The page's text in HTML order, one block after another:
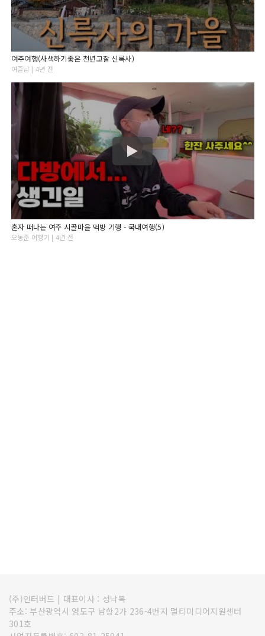
여주여행(사색하기좋은 천년고찰 신륵사)
여즐남 | 4년 전
혼자 떠나는 여주 시골마을 먹방 기행 - 국내여행(5)
오동준 여행기 | 4년 전
(주)인터버드 | 대표이사 : 성낙복
주소: 부산광역시 영도구 남항2가 236-4번지 멀티미디어지원센터
301호